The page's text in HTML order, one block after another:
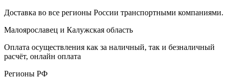
Доставка во все регионы России транспортными компаниями.
Малоярославец и Калужская область
Оплата осуществления как за наличный, так и безналичный
расчёт, онлайн оплата
Регионы РФ